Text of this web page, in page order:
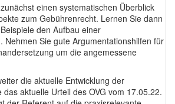
einen systematischen Überblick
zum Gebührenrecht. Lernen Sie dann
den Aufbau einer
Nehmen Sie gute Argumentationshilfen für
um die angemessene
die aktuelle Entwicklung der
das aktuelle Urteil des OVG vom 17.05.22.